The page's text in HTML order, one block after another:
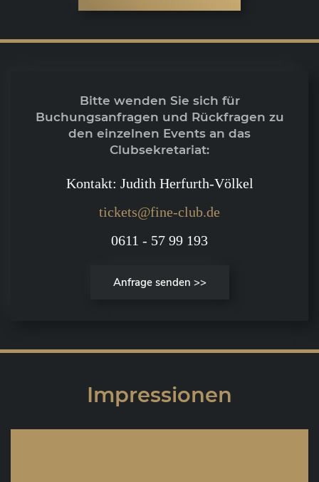
Bitte wenden Sie sich für
Buchungsanfragen und Rückfragen zu
den einzelnen Events an das
Clubsekretariat:
Kontakt: Judith Herfurth-Völkel
tickets@fine-club.de
0611 - 57 99 193
Anfrage senden >>
Impressionen